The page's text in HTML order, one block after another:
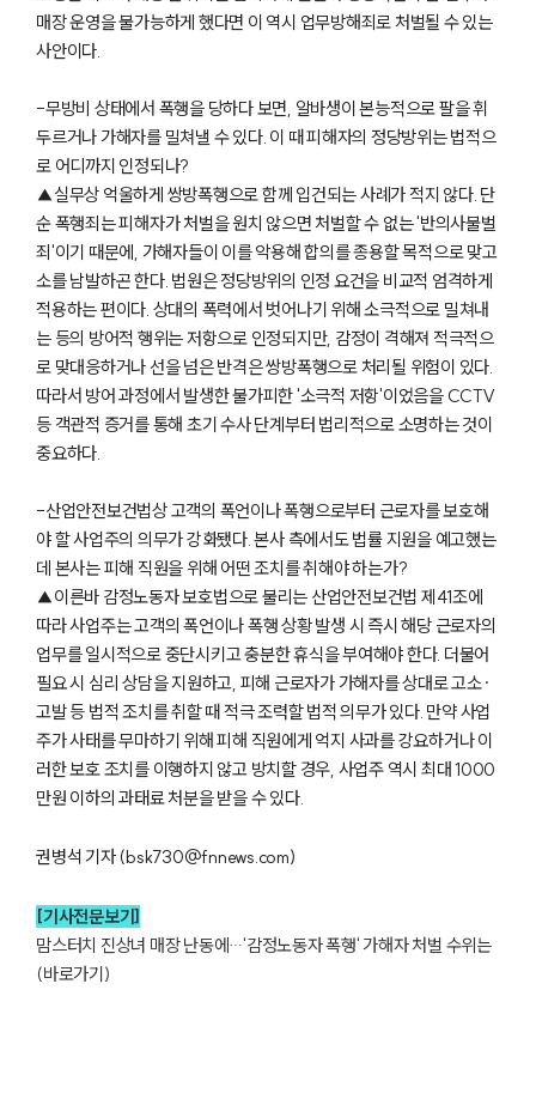
그룹소개
그룹소개
대륜의 강점
오시는 길
글로벌 파트너 로펌
고객의 소리
AI대륜
매장 운영을 불가능하게 했다면 이 역시 업무방해죄로 처벌될 수 있는
사안이다.
-무방비 상태에서 폭행을 당하다 보면, 알바생이 본능적으로 팔을 휘
두르거나 가해자를 밀쳐낼 수 있다. 이 때 피해자의 정당방위는 법적으
로 어디까지 인정되나?
▲실무상 억울하게 쌍방폭행으로 함께 입건되는 사례가 적지 않다. 단
순 폭행죄는 피해자가 처벌을 원치 않으면 처벌할 수 없는 '반의사불벌
죄'이기 때문에, 가해자들이 이를 악용해 합의를 종용할 목적으로 맞고
소를 남발하곤 한다. 법원은 정당방위의 인정 요건을 비교적 엄격하게
적용하는 편이다. 상대의 폭력에서 벗어나기 위해 소극적으로 밀쳐내
는 등의 방어적 행위는 저항으로 인정되지만, 감정이 격해져 적극적으
로 맞대응하거나 선을 넘은 반격은 쌍방폭행으로 처리될 위험이 있다.
따라서 방어 과정에서 발생한 불가피한 '소극적 저항'이었음을 CCTV
등 객관적 증거를 통해 초기 수사 단계부터 법리적으로 소명하는 것이
중요하다.
-산업안전보건법상 고객의 폭언이나 폭행으로부터 근로자를 보호해
야 할 사업주의 의무가 강화됐다. 본사 측에서도 법률 지원을 예고했는
데 본사는 피해 직원을 위해 어떤 조치를 취해야 하는가?
▲이른바 감정노동자 보호법으로 불리는 산업안전보건법 제41조에
따라 사업주는 고객의 폭언이나 폭행 상황 발생 시 즉시 해당 근로자의
업무를 일시적으로 중단시키고 충분한 휴식을 부여해야 한다. 더불어
필요 시 심리 상담을 지원하고, 피해 근로자가 가해자를 상대로 고소·
고발 등 법적 조치를 취할 때 적극 조력할 법적 의무가 있다. 만약 사업
주가 사태를 무마하기 위해 피해 직원에게 억지 사과를 강요하거나 이
러한 보호 조치를 이행하지 않고 방치할 경우, 사업주 역시 최대 1000
만원 이하의 과태료 처분을 받을 수 있다.
권병석 기자 (bsk730@fnnews.com)
[기사전문보기]
맘스터치 진상녀 매장 난동에…'감정노동자 폭행' 가해자 처벌 수위는
(바로가기)